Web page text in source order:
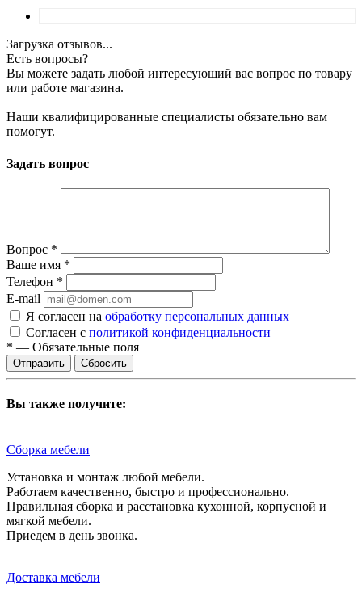
Загрузка отзывов...
Есть вопросы?
Вы можете задать любой интересующий вас вопрос по товару
или работе магазина.
Наши квалифицированные специалисты обязательно вам
помогут.
Задать вопрос
Вопрос *
Ваше имя *
Телефон *
E-mail
Я согласен на обработку персональных данных
Согласен с политикой конфиденциальности
* — Обязательные поля
Сбросить
Вы также получите:
Сборка мебели
Установка и монтаж любой мебели.
Работаем качественно, быстро и профессионально.
Правильная сборка и расстановка кухонной, корпусной и
мягкой мебели.
Приедем в день звонка.
Доставка мебели